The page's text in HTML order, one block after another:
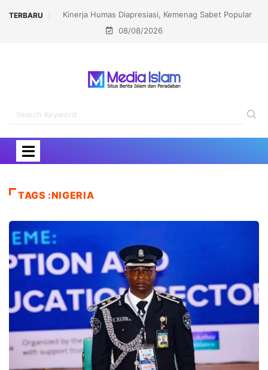
TERBARU
Kinerja Humas Diapresiasi, Kemenag Sabet Popular
Government Institutions Award 2026
08/08/2026
TAGS :NIGERIA